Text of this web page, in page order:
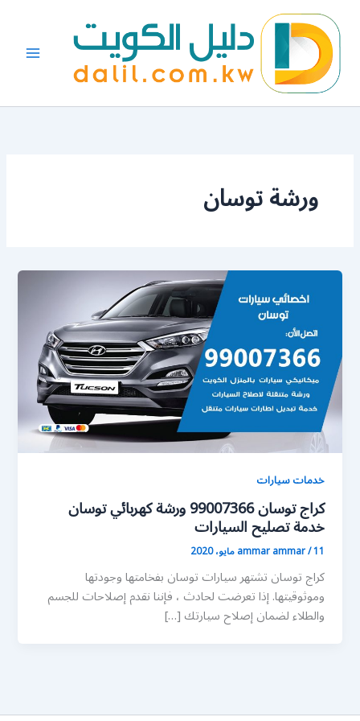
المحتوى
ورشة توسان
خدمات سيارات
كراج توسان 99007366 ورشة كهربائي توسان
خدمة تصليح السيارات
ammar ammar/11 مايو، 2020
كراج توسان تشتهر سيارات توسان بفخامتها وجودتها
وموثوقيتها. إذا تعرضت لحادث ، فإننا نقدم إصلاحات للجسم
والطلاء لضمان إصلاح سيارتك […]